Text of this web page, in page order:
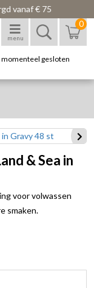
€ 75
menu
0
momenteel gesloten
& Sea in
voor volwassen
smaken.